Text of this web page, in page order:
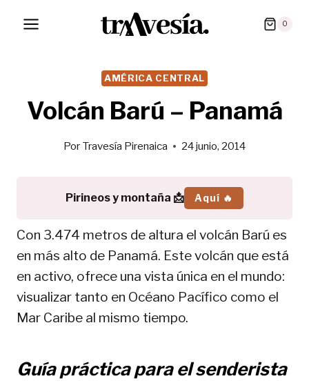
0
AMÉRICA CENTRAL
Volcán Barú – Panamá
Por Travesía Pirenaica 24 junio, 2014
Pirineos y montaña 📩 Aquí 🔥
Con 3.474 metros de altura el volcán Barú es
en más alto de Panamá. Este volcán que está
en activo, ofrece una vista única en el mundo:
visualizar tanto en Océano Pacífico como el
Mar Caribe al mismo tiempo.
Guía práctica para el senderista